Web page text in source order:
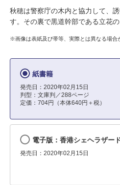
秋穂は警察庁の木内と協力して、
す。その裏で黒道幹部である立花
※画像は表紙及び帯等、実際とは異なる場合
紙書籍
発売日：2020年02月15日
判型：文庫判／288ページ
定価：704円（本体640円＋税）
電子版：香港シェヘラザ
発売日：2020年02月15日